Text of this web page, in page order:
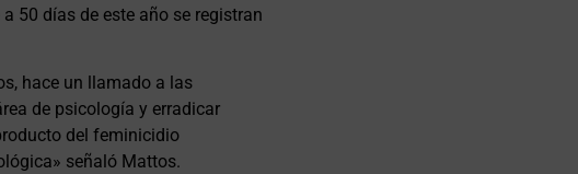
50 días de este año se registran
hace un llamado a las
de psicología y erradicar
del feminicidio
señaló Mattos.